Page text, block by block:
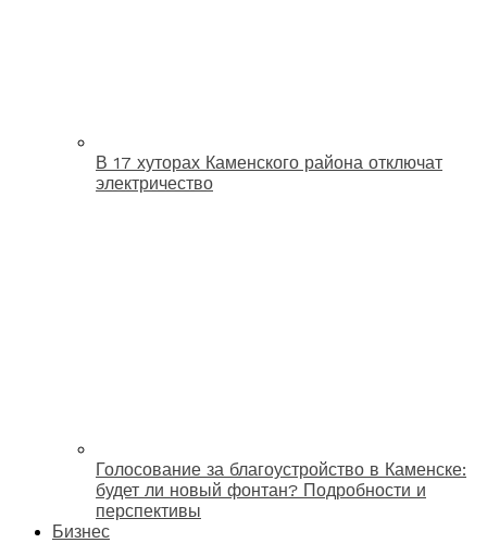
В 17 хуторах Каменского района отключат
электричество
Голосование за благоустройство в Каменске:
будет ли новый фонтан? Подробности и
перспективы
Бизнес